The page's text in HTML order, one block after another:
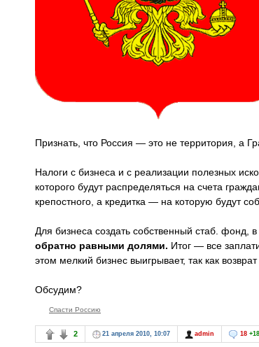
Признать, что Россия — это не территория, а
Налоги с бизнеса и с реализации полезных
которого будут распределяться на счета
крепостного, а кредитка — на которую будут
Для бизнеса создать собственный стаб. фонд,
обратно равными долями. Итог — все
этом мелкий бизнес выигрывает, так как
Обсудим?
Спасти Россию
2 21 апреля 2010, 10:07 admin 18 +18